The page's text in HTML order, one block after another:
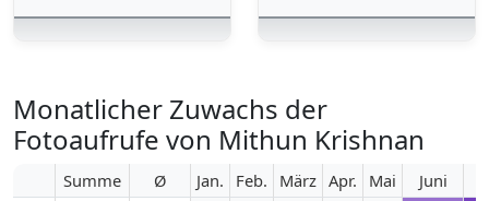
Monatlicher Zuwachs der
Fotoaufrufe von Mithun Krishnan
Summe Ø Jan. Feb. März Apr. Mai Juni